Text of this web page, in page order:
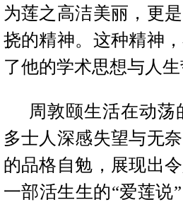
为莲之高洁美丽，更
挠的精神。这种精神
了他的学术思想与人
周敦颐生活在动
多士人深感失望与无
的品格自勉，展现出
一部活生生的“爱莲说